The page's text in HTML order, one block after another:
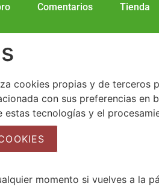
Comentarios Tienda
cookies propias y de
con sus preferencias
tecnologías y el
momento si vuelves a la